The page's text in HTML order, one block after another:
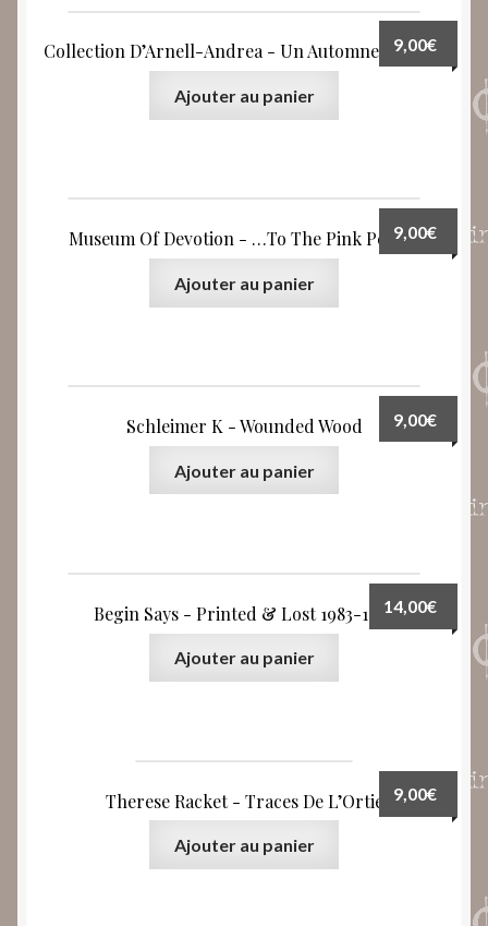
Collection D’Arnell-Andrea ‎- Un Automne À Loroy
9,00€
Ajouter au panier
Museum Of Devotion ‎- …To The Pink Period
9,00€
Ajouter au panier
Schleimer K ‎- Wounded Wood 9,00€
Ajouter au panier
Begin Says ‎- Printed & Lost 1983-199114,00€
Ajouter au panier
Therese Racket ‎- Traces De L’Ortie 9,00€
Ajouter au panier